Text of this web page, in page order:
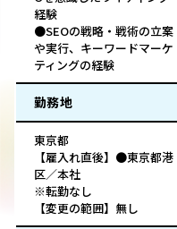
経験
●SEOの戦略・戦術の立案
や実行、キーワードマーケ
ティングの経験
勤務地
東京都
【雇入れ直後】●東京都港
区／本社
※転勤なし
【変更の範囲】無し